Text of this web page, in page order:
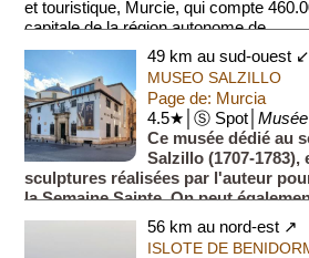
et touristique, Murcie, qui compte
capitale de la région autonome de ...
49 km au sud-ouest ↙
MUSEO SALZILLO
Page de: Murcia
4.5★│Ⓢ Spot│
Ce musée dédié au
Salzillo (1707-1783),
sculptures réalisées par l'auteur
la Semaine Sainte. On peut
crèc...
56 km au nord-est ↗
ISLOTE DE